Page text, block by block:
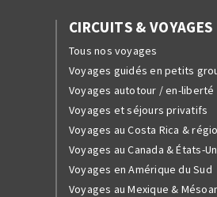
CIRCUITS & VOYAGES
Tous nos voyages
Voyages guidés en petits
Voyages autotour / en-liberté
Voyages et séjours privatifs
Voyages au Costa Rica &
Voyages au Canada & États-
Voyages en Amérique du Sud
Voyages au Mexique &